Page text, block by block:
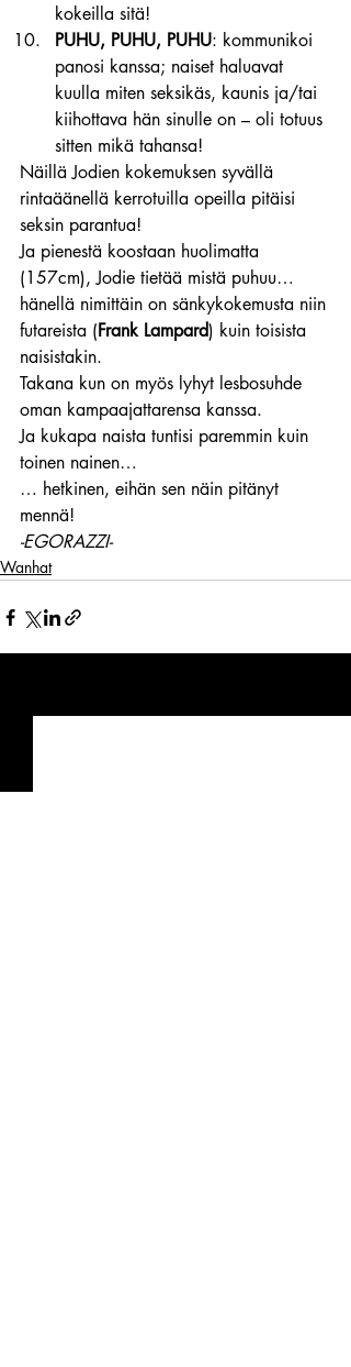
kokeilla sitä!
PUHU, PUHU, PUHU: kommunikoi
panosi kanssa; naiset haluavat
kuulla miten seksikäs, kaunis ja/tai
kiihottava hän sinulle on – oli totuus
sitten mikä tahansa!
Näillä Jodien kokemuksen syvällä
rintaäänellä kerrotuilla opeilla pitäisi
seksin parantua!
Ja pienestä koostaan huolimatta
(157cm), Jodie tietää mistä puhuu…
hänellä nimittäin on sänkykokemusta niin
futareista (Frank Lampard) kuin toisista
naisistakin.
Takana kun on myös lyhyt lesbosuhde
oman kampaajattarensa kanssa.
Ja kukapa naista tuntisi paremmin kuin
toinen nainen…
… hetkinen, eihän sen näin pitänyt
mennä!
-EGORAZZI-
Wanhat